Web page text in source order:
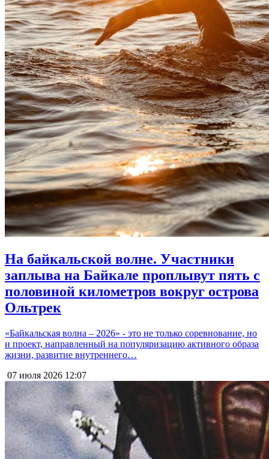
На байкальской волне. Участники
заплыва на Байкале проплывут пять с
половиной километров вокруг острова
Ольтрек
«Байкальская волна – 2026» - это не только соревнование, но
и проект, направленный на популяризацию активного образа
жизни, развитие внутреннего…
07 июля 2026 12:07